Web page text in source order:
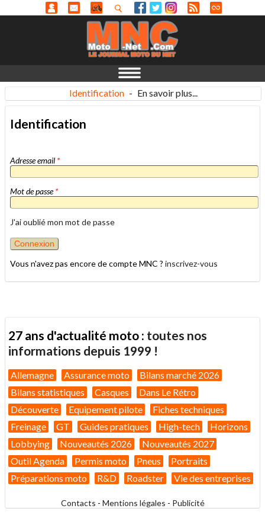
Identification - En savoir plus...
Identification
Adresse email *
Mot de passe*
J'ai oublié mon mot de passe
Vous n'avez pas encore de compte MNC ? inscrivez-vous
27 ans d'actualité moto : toutes nos
informations depuis 1999 !
Allemagne Assurance moto
Bilans marché 2026
Bilans statistiques
Casques
Dans Le Rétro
Découverte
Equipement pilote
Fiches techniques
Freinage
GT Guides pratiques High-tech
Horizons
Lobbying
Nouveautés 2026
Nouveautés 2027
Outil Agenda
Permis moto Pneus
Portraits
Préparations moto
R&D Roadster Vie des entreprises
Contacts - Mentions légales - Publicité